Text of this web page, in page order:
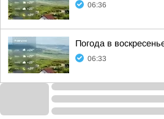
06:36
Погода в
06:33